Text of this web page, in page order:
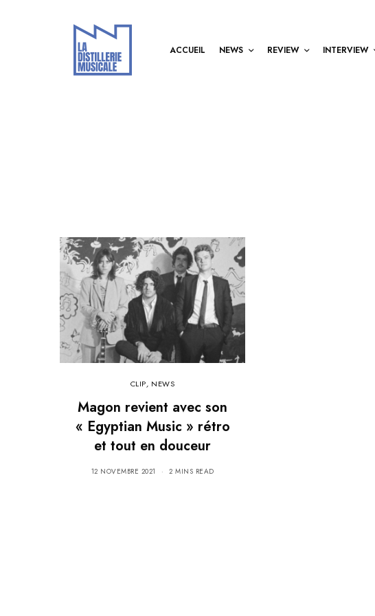
ACCUEIL NEWS REVIEW INTERVIEW
CLIP, NEWS
Magon revient avec son
« Egyptian Music » rétro
et tout en douceur
12 NOVEMBRE 2021 2 MINS READ